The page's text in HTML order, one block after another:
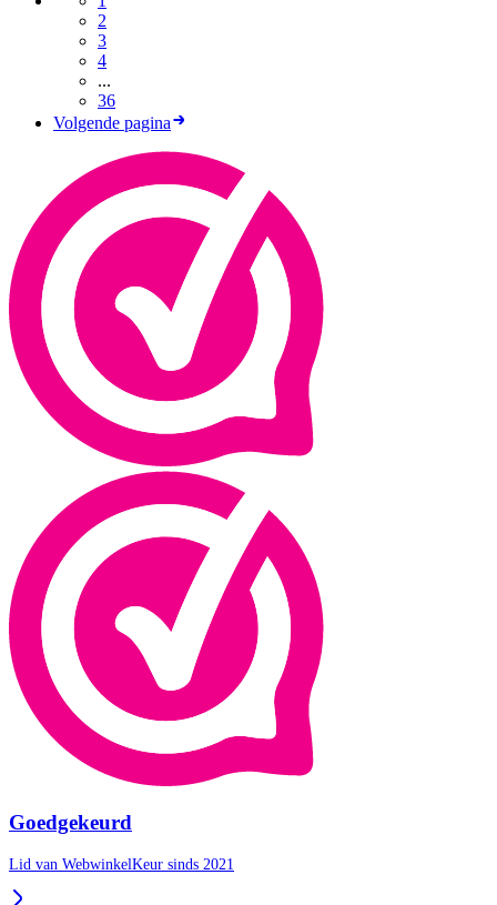
2
3
4
...
36
Volgende pagina
Goedgekeurd
Lid van WebwinkelKeur sinds 2021